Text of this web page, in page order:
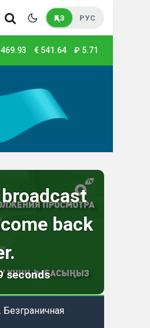
ҚАЗ РУС
469.93 € 541.64 ₽ 5.71
Безграничная